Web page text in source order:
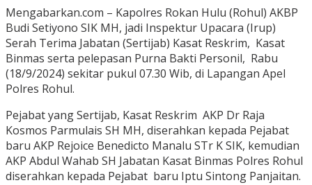
Mengabarkan.com – Kapolres Rokan Hulu (Rohul) AKBP
Budi Setiyono SIK MH, jadi Inspektur Upacara (Irup)
Serah Terima Jabatan (Sertijab) Kasat Reskrim, Kasat
Binmas serta pelepasan Purna Bakti Personil, Rabu
(18/9/2024) sekitar pukul 07.30 Wib, di Lapangan Apel
Polres Rohul.
Pejabat yang Sertijab, Kasat Reskrim AKP Dr Raja
Kosmos Parmulais SH MH, diserahkan kepada Pejabat
baru AKP Rejoice Benedicto Manalu STr K SIK, kemudian
AKP Abdul Wahab SH Jabatan Kasat Binmas Polres Rohul
diserahkan kepada Pejabat baru Iptu Sintong Panjaitan.